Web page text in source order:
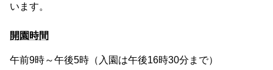
います。
開園時間
午前9時～午後5時（入園は午後16時30分まで）